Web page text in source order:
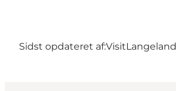
Sidst opdateret af:VisitLangeland